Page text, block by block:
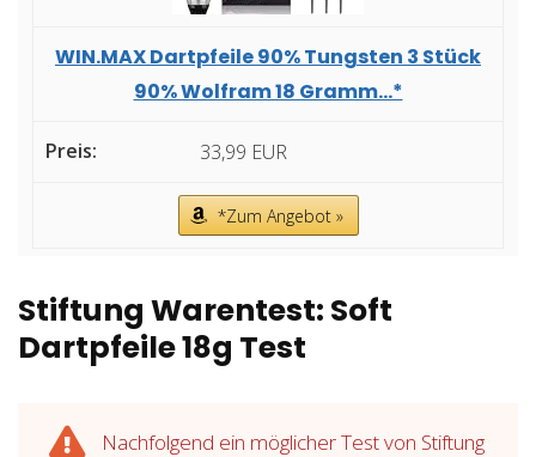
WIN.MAX Dartpfeile 90% Tungsten 3 Stück
90% Wolfram 18 Gramm...*
33,99 EUR
*Zum Angebot »
Stiftung Warentest: Soft
Dartpfeile 18g Test
Nachfolgend ein möglicher Test von Stiftung